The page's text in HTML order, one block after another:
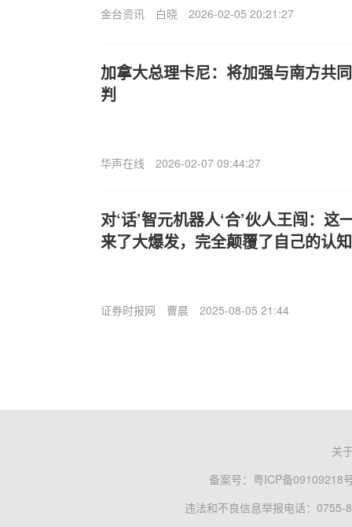
金台资讯 白晓 2026-02-05 20:21:27
加拿大总理卡尼：将加强与南方共
判
华声在线 2026-02-07 09:44:27
对‘话’智元机器人‘合’伙人王闯：
来了大爆发，完全颠覆了自己的认知
证券时报网 曹晨 2025-08-05 21:44
关
备案号： 粤ICP备09109218
违法和不良信息举报电话：0755-